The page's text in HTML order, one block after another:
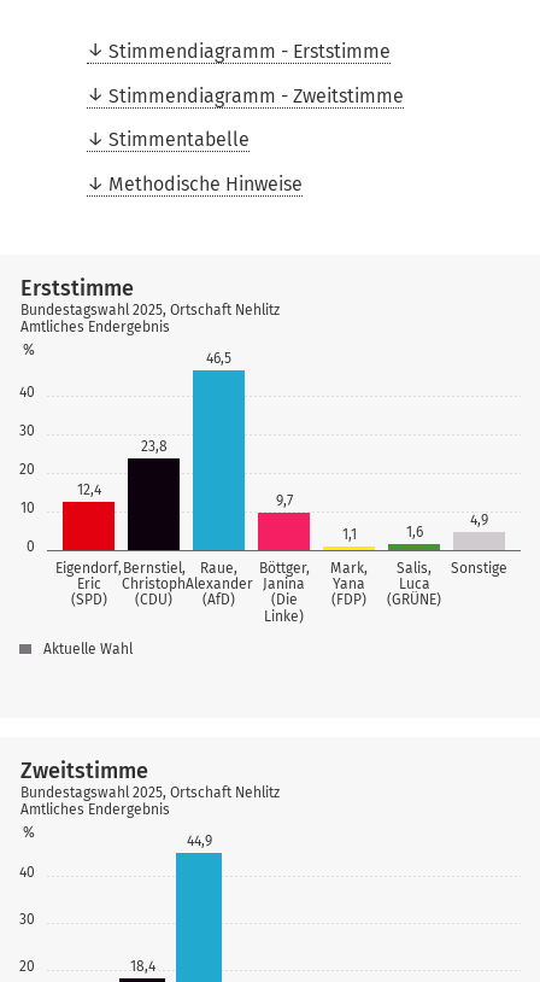
Stimmendiagramm - Erststimme
Stimmendiagramm - Zweitstimme
Stimmentabelle
Methodische Hinweise
0
10
20
30
40
%
Eigendorf,
Eric
(SPD)
Bernstiel,
Christoph
(CDU)
Raue,
Alexander
(AfD)
Böttger,
Janina
(Die
Linke)
Mark,
Yana
(FDP)
Salis,
Luca
(GRÜNE)
Sonstige
12,4
23,8
46,5
9,7
1,1
1,6
4,9
Erststimme
Bundestagswahl 2025, Ortschaft Nehlitz
Amtliches Endergebnis
Aktuelle Wahl
20
30
40
%
18,4
44,9
Zweitstimme
Bundestagswahl 2025, Ortschaft Nehlitz
Amtliches Endergebnis